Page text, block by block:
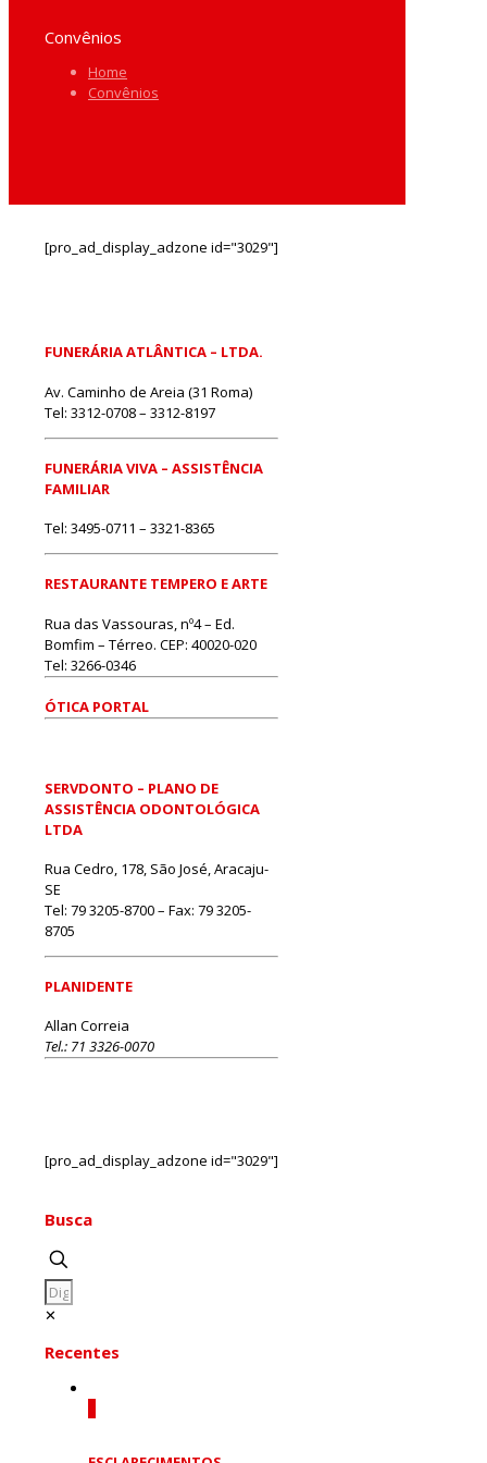
Convênios
Home
Convênios
[pro_ad_display_adzone id="3029"]
FUNERÁRIA ATLÂNTICA – LTDA.
Av. Caminho de Areia (31 Roma)
Tel: 3312-0708 – 3312-8197
FUNERÁRIA VIVA – ASSISTÊNCIA
FAMILIAR
Tel: 3495-0711 – 3321-8365
RESTAURANTE TEMPERO E ARTE
Rua das Vassouras, nº4 – Ed.
Bomfim – Térreo. CEP: 40020-020
Tel: 3266-0346
ÓTICA PORTAL
SERVDONTO – PLANO DE
ASSISTÊNCIA ODONTOLÓGICA
LTDA
Rua Cedro, 178, São José, Aracaju-
SE
Tel: 79 3205-8700 – Fax: 79 3205-
8705
PLANIDENTE
Allan Correia
Tel.: 71 3326-0070
[pro_ad_display_adzone id="3029"]
Busca
✕
Recentes